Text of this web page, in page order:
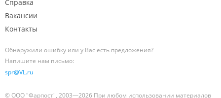
Справка
Вакансии
Контакты
Обнаружили ошибку или у Вас есть предложения?
Напишите нам письмо:
spr@VL.ru
© ООО "Фарпост", 2003—2026 При любом использовании материалов